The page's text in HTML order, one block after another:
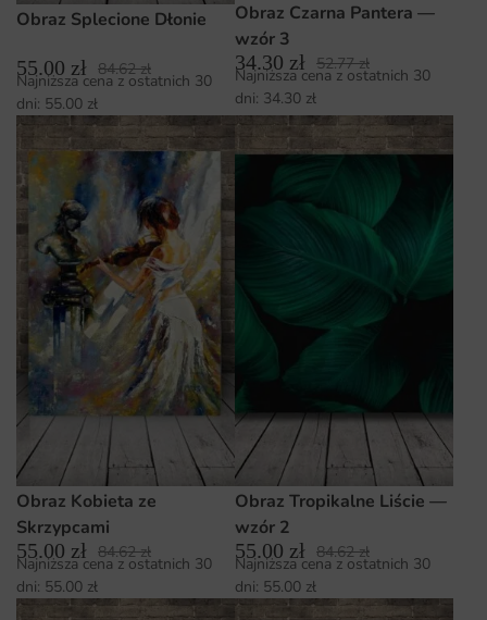
Obraz Splecione Dłonie
55.00 zł 84.62zł
Najniższa cena z ostatnich 30
dni: 55.00 zł
Obraz Czarna Pantera —
wzór 3
34.30 zł 52.77zł
Najniższa cena z ostatnich 30
dni: 34.30 zł
Obraz Kobieta ze
Skrzypcami
55.00 zł 84.62zł
Najniższa cena z ostatnich 30
dni: 55.00 zł
Obraz Tropikalne Liście —
wzór 2
55.00 zł 84.62zł
Najniższa cena z ostatnich 30
dni: 55.00 zł